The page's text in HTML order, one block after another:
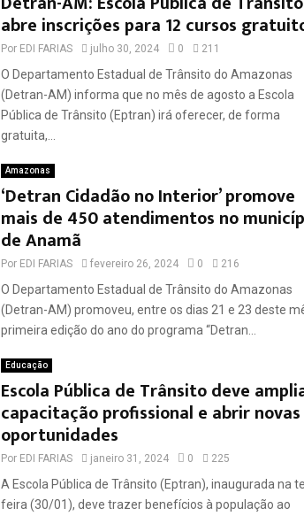
abre inscrições para 12 cursos
Por EDI FARIAS julho 30, 2024 0 211
O Departamento Estadual de Trânsito do Amazonas
(Detran-AM) informa que no mês de agosto a Escola
Pública de Trânsito (Eptran) irá oferecer, de forma
gratuita,...
Amazonas
‘Detran Cidadão no Interior’ promove
mais de 450 atendimentos no
de Anamã
Por EDI FARIAS fevereiro 26, 2024 0 216
O Departamento Estadual de Trânsito do Amazonas
(Detran-AM) promoveu, entre os dias 21 e 23 deste
primeira edição do ano do programa “Detran...
Educação
Escola Pública de Trânsito deve
capacitação profissional e abrir novas
oportunidades
Por EDI FARIAS janeiro 31, 2024 0 225
A Escola Pública de Trânsito (Eptran), inaugurada na
feira (30/01), deve trazer benefícios à população ao